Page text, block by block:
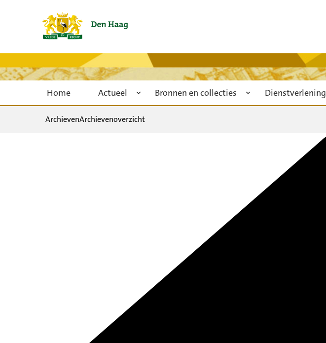
Home Actueel Bronnen en collecties Dienstverlening
ArchievenArchievenoverzicht